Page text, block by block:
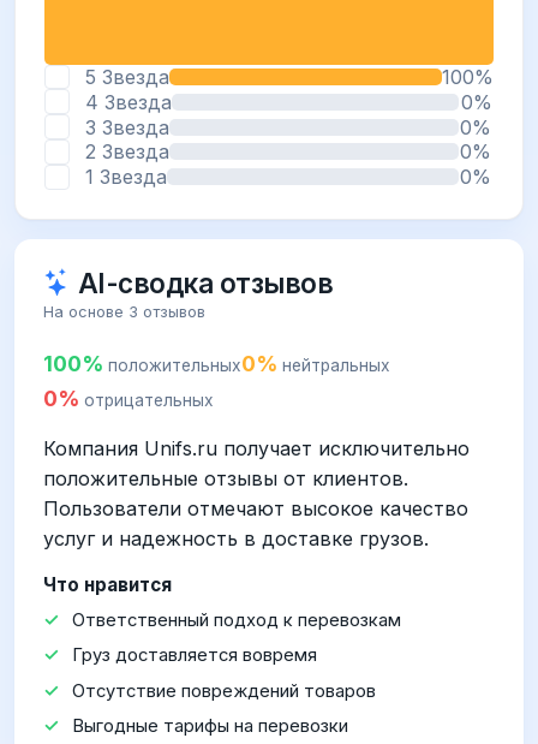
5 Звезда
100%
4 Звезда
0%
3 Звезда
0%
2 Звезда
0%
1 Звезда
0%
AI-сводка отзывов
На основе 3 отзывов
100% положительных0% нейтральных
0% отрицательных
Компания Unifs.ru получает исключительно
положительные отзывы от клиентов.
Пользователи отмечают высокое качество
услуг и надежность в доставке грузов.
Что нравится
Ответственный подход к перевозкам
Груз доставляется вовремя
Отсутствие повреждений товаров
Выгодные тарифы на перевозки